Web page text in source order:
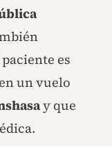
es
un vuelo
y que